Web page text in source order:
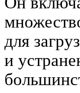
для
и